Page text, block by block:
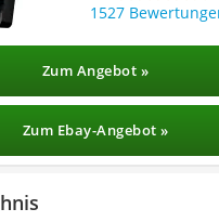
1527
Zum Angebot »
Zum Ebay-Angebot »